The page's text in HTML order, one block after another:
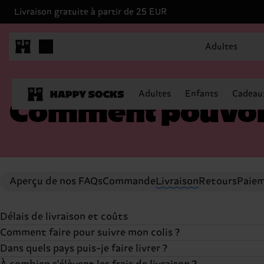
Livraison gratuite à partir de 25 EUR
Adultes
Adultes Enfants
Comment
Aperçu de nos FAQsCommandeLivraisonRetours
Délais de livraison et coûts
Les commandes passées sur notre site web sont
DHL pour Allemagne et les Pays-Bas, et Deutsche
Comment faire pour suivre mon colis ?
Dans quels pays puis-je faire livrer ?